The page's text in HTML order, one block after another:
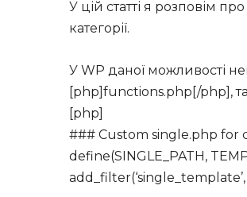
У цій статті я розповім
категорії.
У WP даної можливості
[php]functions.php[/php],
[php]
### Custom single.php for
define(SINGLE_PATH,